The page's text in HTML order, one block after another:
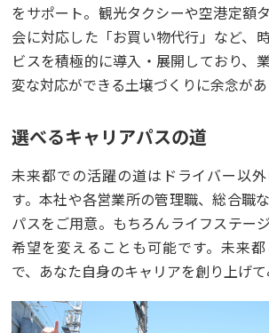
をサポート。観光タクシーや空港定額
会に対応した「お買い物代行」など、
ビスを積極的に導入・展開しており、
変な対応ができる土壌づくりに余念があ
選べるキャリアパスの道
未来都での活躍の道はドライバー以
す。本社や各営業所の管理職、総合職
パスをご用意。もちろんライフステー
希望を変えることも可能です。未来
で、あなた自身のキャリアを創り上げ